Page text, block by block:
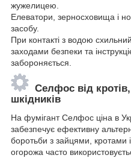
жужелицею.
Елеватори, зерносховища і
засобу.
При контакті з водою
заходами безпеки та
забороняється.
Селфос від
шкідників
На фумігант Селфос ціна в
забезпечує ефективну
боротьби з зайцями, кротами
огорожа часто